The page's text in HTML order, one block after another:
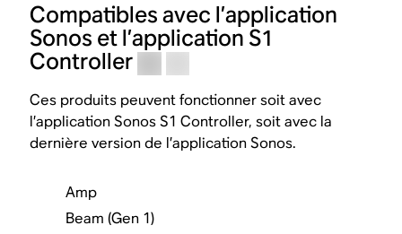
Compatibles avec l’application
Sonos et l’application S1
Controller
Ces produits peuvent fonctionner soit avec
l’application Sonos S1 Controller, soit avec la
dernière version de l’application Sonos.
Amp
Beam (Gen 1)